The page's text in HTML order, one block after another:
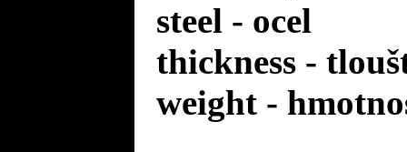
steel - ocel
thickness -
weight -